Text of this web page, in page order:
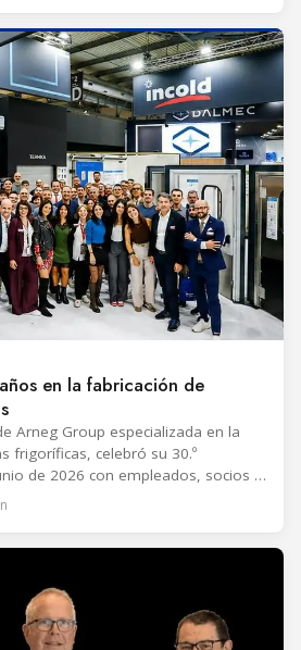
con CO2. Sungkyu
en la fabricación de
Arneg Group especializada en la
frigoríficas, celebró su 30.º
de 2026 con empleados, socios y
Finco dijo que dos proyectos
significativos en el desarrollo de la